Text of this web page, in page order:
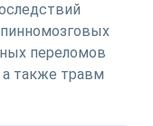
переломов
а также травм